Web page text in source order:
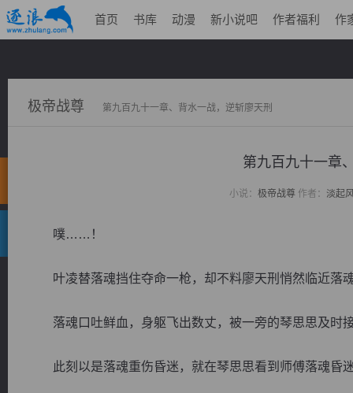
首页 书库 动漫 新小说吧 作者福利 作
极帝战尊 第九百九十一章、背水一战，逆斩廖天刑
第九百九十一
小说： 极帝战尊作者： 淡起
噗……！
叶凌替落魂挡住夺命一枪，却不料廖天刑悄然临近落
落魂口吐鲜血，身躯飞出数丈，被一旁的琴思思及时
此刻以是落魂重伤昏迷，就在琴思思看到师傅落魂昏